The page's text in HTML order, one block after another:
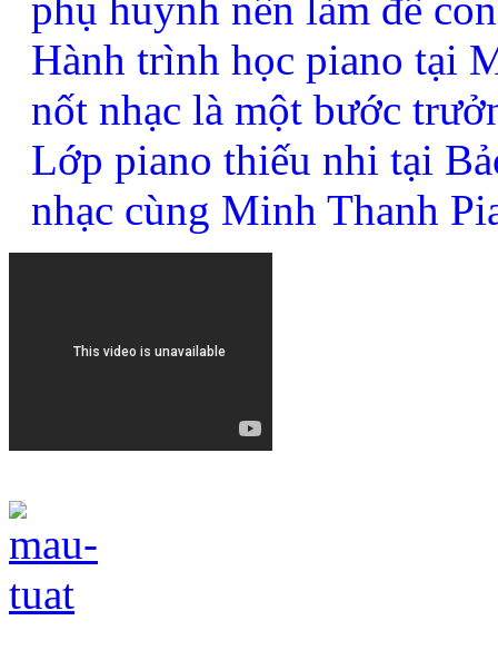
Hành trình học piano tại
nốt nhạc là một bước
Lớp piano thiếu nhi tại
nhạc cùng Minh Thanh